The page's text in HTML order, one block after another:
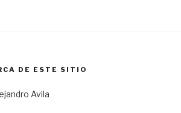
DE ESTE SITIO
Avila